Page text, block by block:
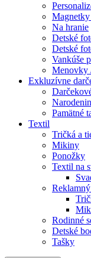
Na hranie
Detské
Detské
Vankúše
Menovky
Exkluzívne
Pamätné
Textil
Tričká a
Mikiny
Ponožky
Textil na
Rodinné
Detské
Tašky